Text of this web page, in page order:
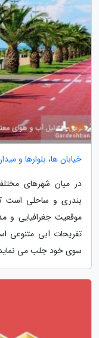
خیابان ها، بلوارها و
در میان شهرهای
بندری و ساحلی است
موقعیت جغرافیایی و
تفریحات آبی متنوعی
سوی خود جلب می نماید